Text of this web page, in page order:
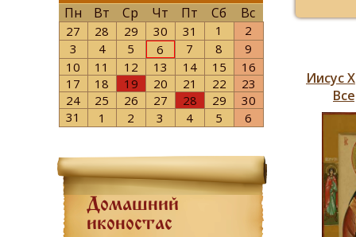
Пн
Вт Ср Чт Пт Сб Вс
27 28 29 30 31 1
2
3
4 5 6 7 8
9
10
11 12 13 14 15
16
17
18 19 20 21 22
23
24
25 26 27 28 29
30
31
1 2 3 4 5 6
Домашний
иконостас
Иисус